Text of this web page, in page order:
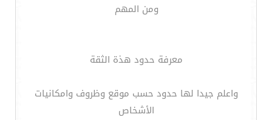
ومن المهم
معرفة حدود هذة الثقة
واعلم جيدا لها حدود حسب موقع وظروف وامكانيات
الأشخاص